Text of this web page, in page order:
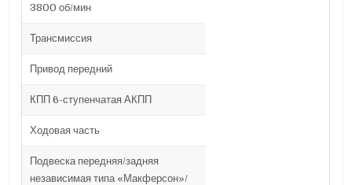
3800 об/мин
Трансмиссия
Привод передний
КПП 6-ступенчатая АКПП
Ходовая часть
Подвеска передняя/задняя
независимая типа «Макферсон»/